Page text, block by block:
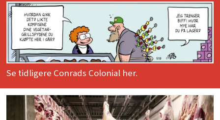
Se tidligere Conrads Colonial her.